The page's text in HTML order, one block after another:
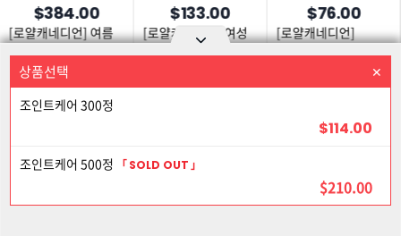
$384.00
[로얄캐네디언] 여름
다이어트 3종 세트
최대 20% 할인!
$133.00
[로얄캐네디언] 여성
호르몬 발란서
$76.00
[로얄캐네디언]
관절엔 뉴질랜드
상품을 선택하세요
상품선택
조인트케어 300정
$114.00
조인트케어 500정 SOLD OUT
$210.00
로그인
©Joongangilbo USA. All Rights Reserved.